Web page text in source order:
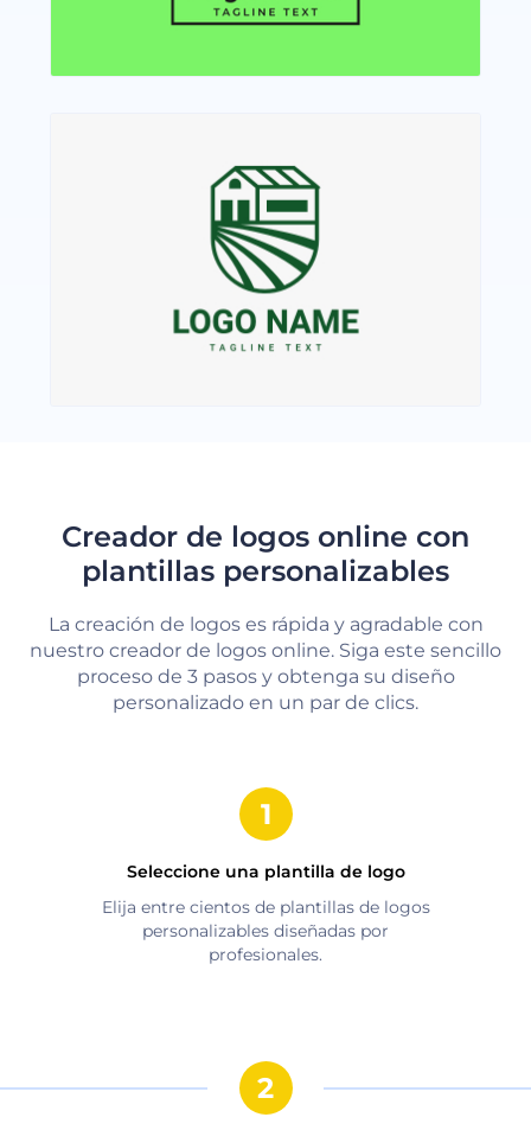
Creador de logos online con
plantillas personalizables
La creación de logos es rápida y agradable con
nuestro creador de logos online. Siga este sencillo
proceso de 3 pasos y obtenga su diseño
personalizado en un par de clics.
Seleccione una plantilla de logo
Elija entre cientos de plantillas de logos
personalizables diseñadas por
profesionales.